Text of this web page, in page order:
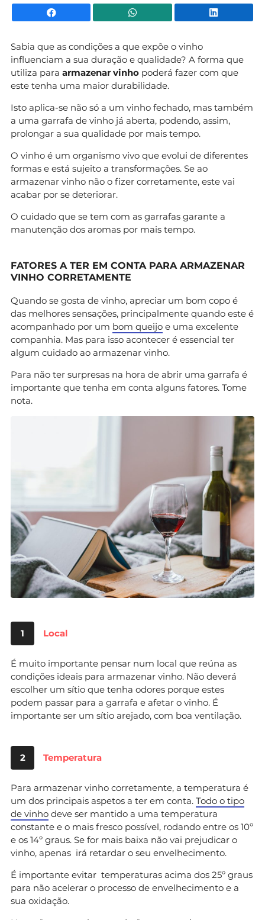
Facebook WhatsApp
Sabia que as condições a que expõe o vinho
influenciam a sua duração e qualidade? A forma que
utiliza para armazenar vinho poderá fazer com que
este tenha uma maior durabilidade.
Isto aplica-se não só a um vinho fechado, mas também
a uma garrafa de vinho já aberta, podendo, assim,
prolongar a sua qualidade por mais tempo.
O vinho é um organismo vivo que evolui de diferentes
formas e está sujeito a transformações. Se ao
armazenar vinho não o fizer corretamente, este vai
acabar por se deteriorar.
O cuidado que se tem com as garrafas garante a
manutenção dos aromas por mais tempo.
FATORES A TER EM CONTA PARA ARMAZENAR
VINHO CORRETAMENTE
Quando se gosta de vinho, apreciar um bom copo é
das melhores sensações, principalmente quando este é
acompanhado por um bom queijo e uma excelente
companhia. Mas para isso acontecer é essencial ter
algum cuidado ao armazenar vinho.
Para não ter surpresas na hora de abrir uma garrafa é
importante que tenha em conta alguns fatores. Tome
nota.
1 Local
É muito importante pensar num local que reúna as
condições ideais para armazenar vinho. Não deverá
escolher um sítio que tenha odores porque estes
podem passar para a garrafa e afetar o vinho. É
importante ser um sítio arejado, com boa ventilação.
2 Temperatura
Para armazenar vinho corretamente, a temperatura é
um dos principais aspetos a ter em conta. Todo o tipo
de vinho deve ser mantido a uma temperatura
constante e o mais fresco possível, rodando entre os 10º
e os 14º graus. Se for mais baixa não vai prejudicar o
vinho, apenas irá retardar o seu envelhecimento.
É importante evitar temperaturas acima dos 25º graus
para não acelerar o processo de envelhecimento e a
sua oxidação.